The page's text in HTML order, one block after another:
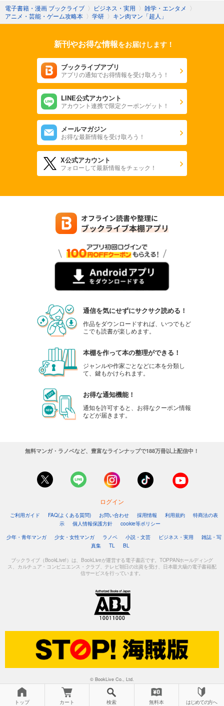
電子書籍・漫画 ブックライブ 〉 ビジネス・実用 〉 雑学・エンタメ 〉
アニメ・芸能・ゲーム攻略本 〉 学研 〉 キン肉マン「超人」
新刊やお得な情報をお届けします！
ブックライブアプリ
アプリの通知でお得情報を受け取ろう！
LINE公式アカウント
アカウント連携で限定クーポンゲット！
メールマガジン
お得な最新情報を受け取ろう！
X公式アカウント
フォローして最新情報をチェック！
通信を気にせずにサクサク読める！
作品をダウンロードすれば、いつでもど
こでも読書が楽しめます。
本棚を作って本の整理ができる！
ジャンルや作家ごとなどに本を分類し
て、鍵もかけられます。
お得な通知機能！
通知を許可すると、お得なクーポン情報
などが届きます。
無料マンガ・ラノベなど、豊富なラインナップで188万冊以上配信中！
ログイン
ご利用ガイド FAQ(よくある質問) お問い合わせ 採用情報 利用規約
特商法の表
示
個人情報保護方針
cookie等ポリシー
少年・青年マンガ
少女・女性マンガ ラノベ 小説・文芸 ビジネス・実用
雑誌・写
真集
TL BL
ブックライブ（BookLive!）は、BookLiveが運営する電子書店です。TOPPANホールディング
ス、カルチュア・コンビニエンス・クラブ、テレビ朝日の出資を受け、日本最大級の電子書籍配
信サービスを行っています。
© BookLive Co., Ltd.
トップ カート 検索 無料本 はじめての方へ